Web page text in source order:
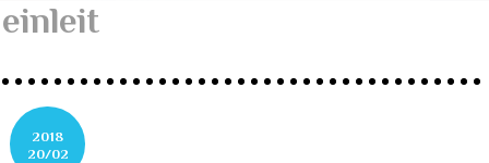
einleit
2018
20/02